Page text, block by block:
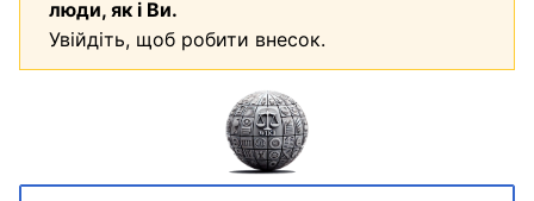
люди, як і Ви.
Увійдіть, щоб робити внесок.